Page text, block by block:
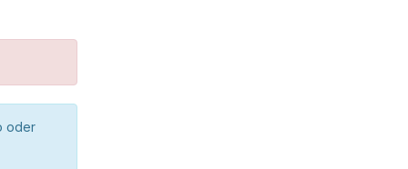
oder